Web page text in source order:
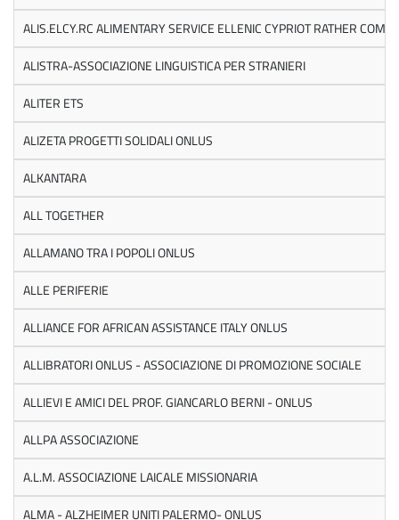
ALIS.ELCY.RC ALIMENTARY SERVICE ELLENIC CYPRIOT RATHER
ALISTRA-ASSOCIAZIONE LINGUISTICA PER STRANIERI
ALITER ETS
ALIZETA PROGETTI SOLIDALI ONLUS
ALKANTARA
ALL TOGETHER
ALLAMANO TRA I POPOLI ONLUS
ALLE PERIFERIE
ALLIANCE FOR AFRICAN ASSISTANCE ITALY ONLUS
ALLIBRATORI ONLUS - ASSOCIAZIONE DI PROMOZIONE SOCIALE
ALLIEVI E AMICI DEL PROF. GIANCARLO BERNI - ONLUS
ALLPA ASSOCIAZIONE
A.L.M. ASSOCIAZIONE LAICALE MISSIONARIA
ALMA - ALZHEIMER UNITI PALERMO- ONLUS